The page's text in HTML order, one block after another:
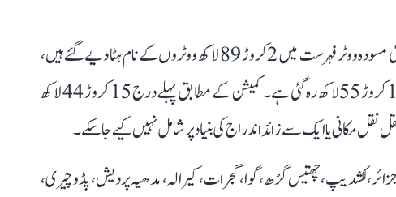
اتر پردیش میں ایس آئی آر کے بعد منگل کو شائع کی گئی مسودہ ووٹر فہرست میں 2 کروڑ 89 لاکھ ووٹروں کے نام ہٹا دیے گئے ہیں،
جس کے بعد ریاست میں ووٹروں کی مجموعی تعداد 12 کروڑ 55 لاکھ رہ گئی ہے۔ کمیشن کے مطابق پہلے درج 15 کروڑ 44 لاکھ
جزائر، لکشدیپ، چھتیس گڑھ، گوا، گجرات، کیرالہ، مدھیہ پردیش، پڈوچیری،